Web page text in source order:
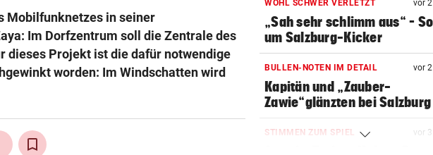
Mobilfunknetzes in seiner
Im Dorfzentrum soll die Zentrale des
dieses Projekt ist die dafür notwendige
worden: Im Windschatten wird
WOHL SCHWER VERLETZT vor
„Sah sehr schlimm aus“ –
um Salzburg-Kicker
BULLEN-NOTEN IM DETAIL vor
Kapitän und „Zauber-
Zawie“glänzten bei Salzburg
STIMMEN ZUM SPIEL vor